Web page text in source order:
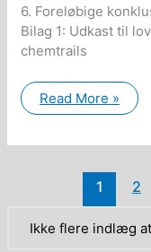
6. Foreløbige
Bilag 1: Udkast til
chemtrails
Hvordan
man
klodens
næsten
opdager
Read More »
1 2
Ikke flere indlæg